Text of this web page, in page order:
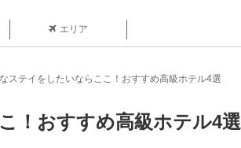
エリア
ステイをしたいならここ！おすすめ高級ホテル4選
！おすすめ高級ホテル4選